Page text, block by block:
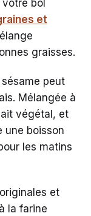
bol
et
graisses.
peut
Mélangée à
végétal, et
une boisson
les matins
et
la farine